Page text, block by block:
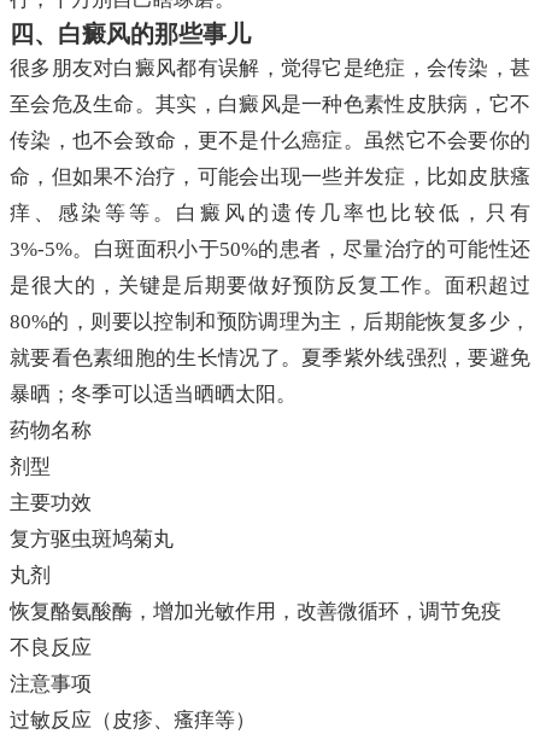
四、白癜风的那些事儿
很多朋友对白癜风都有误解，觉得它是绝症，会传染，甚
至会危及生命。其实，白癜风是一种色素性皮肤病，它不
传染，也不会致命，更不是什么癌症。虽然它不会要你的
命，但如果不治疗，可能会出现一些并发症，比如皮肤瘙
痒、感染等等。白癜风的遗传几率也比较低，只有
3%-5%。白斑面积小于50%的患者，尽量治疗的可能性还
是很大的，关键是后期要做好预防反复工作。面积超过
80%的，则要以控制和预防调理为主，后期能恢复多少，
就要看色素细胞的生长情况了。夏季紫外线强烈，要避免
暴晒；冬季可以适当晒晒太阳。
药物名称
剂型
主要功效
复方驱虫斑鸠菊丸
丸剂
恢复酪氨酸酶，增加光敏作用，改善微循环，调节免疫
不良反应
注意事项
过敏反应（皮疹、瘙痒等）